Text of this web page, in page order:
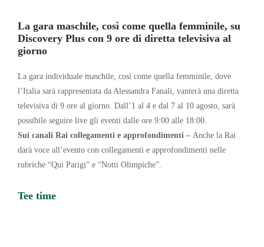
La gara maschile, così come quella femminile, su
Discovery Plus con 9 ore di diretta televisiva al
giorno
La gara individuale maschile, così come quella femminile, dove
l’Italia sarà rappresentata da Alessandra Fanali, vanterà una diretta
televisiva di 9 ore al giorno. Dall’1 al 4 e dal 7 al 10 agosto, sarà
possibile seguire live gli eventi dalle ore 9:00 alle 18:00.
Sui canali Rai collegamenti e approfondimenti – Anche la Rai
darà voce all’evento con collegamenti e approfondimenti nelle
rubriche “Qui Parigi” e “Notti Olimpiche”.
Tee time